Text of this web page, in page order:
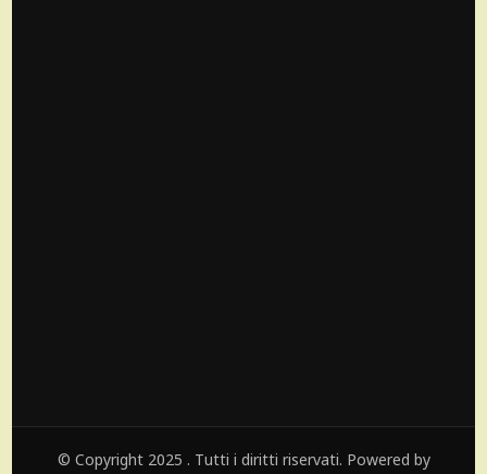
© Copyright 2025 . Tutti i diritti riservati. Powered by